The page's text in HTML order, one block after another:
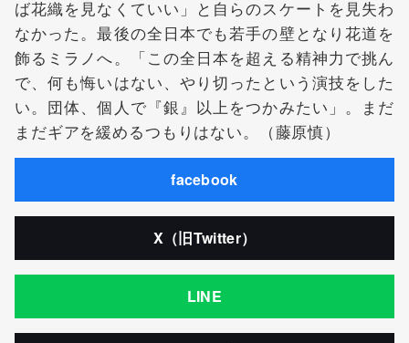
ば花織を見なくていい」と自らのスケートを見失わ
なかった。最後の全日本でも若手の壁となり花道を
飾るミラノへ。「この全日本を超える精神力で挑ん
で、何も悔いはない、やり切ったという演技をした
い。団体、個人で『銀』以上をつかみたい」。まだ
まだギアを緩めるつもりはない。（藤原慎）
facebook
X（旧Twitter）
LINE